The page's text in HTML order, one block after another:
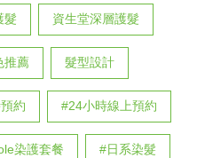
髮 資生堂深層護髮
推薦 髮型設計
約 #24小時線上預約
染護套餐 #日系染髮